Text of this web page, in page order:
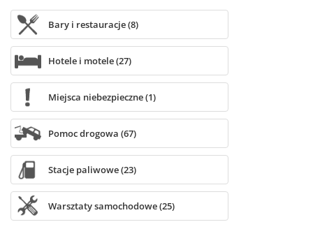
Bary i restauracje (8)
Hotele i motele (27)
Miejsca niebezpieczne (1)
Pomoc drogowa (67)
Stacje paliwowe (23)
Warsztaty samochodowe (25)